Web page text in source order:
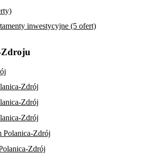
inwestycyjne (5 ofert)
Zdroju
Zdrój
Zdrój
Zdrój
Polanica-Zdrój
Zdrój